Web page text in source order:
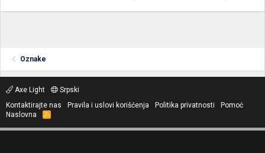
Oznake
Axe Light
Srpski
Kontaktirajte nas
Pravila i uslovi korišćenja Politika privatnosti
Pomoć
Naslovna
R
S